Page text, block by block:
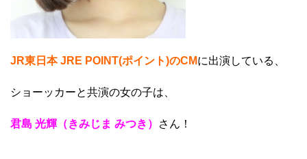
JR東日本 JRE POINT(ポイント)のCMに出演している、
ショーッカーと共演の女の子は、
君島 光輝（きみじま みつき） さん！